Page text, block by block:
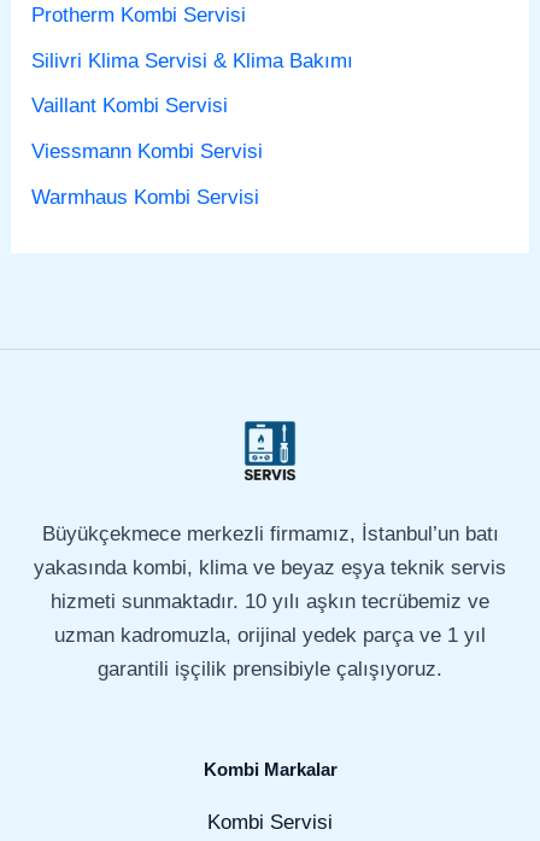
Protherm Kombi Servisi
Silivri Klima Servisi & Klima Bakımı
Vaillant Kombi Servisi
Viessmann Kombi Servisi
Warmhaus Kombi Servisi
Büyükçekmece merkezli firmamız, İstanbul’un batı
yakasında kombi, klima ve beyaz eşya teknik servis
hizmeti sunmaktadır. 10 yılı aşkın tecrübemiz ve
uzman kadromuzla, orijinal yedek parça ve 1 yıl
garantili işçilik prensibiyle çalışıyoruz.
Kombi Markalar
Kombi Servisi